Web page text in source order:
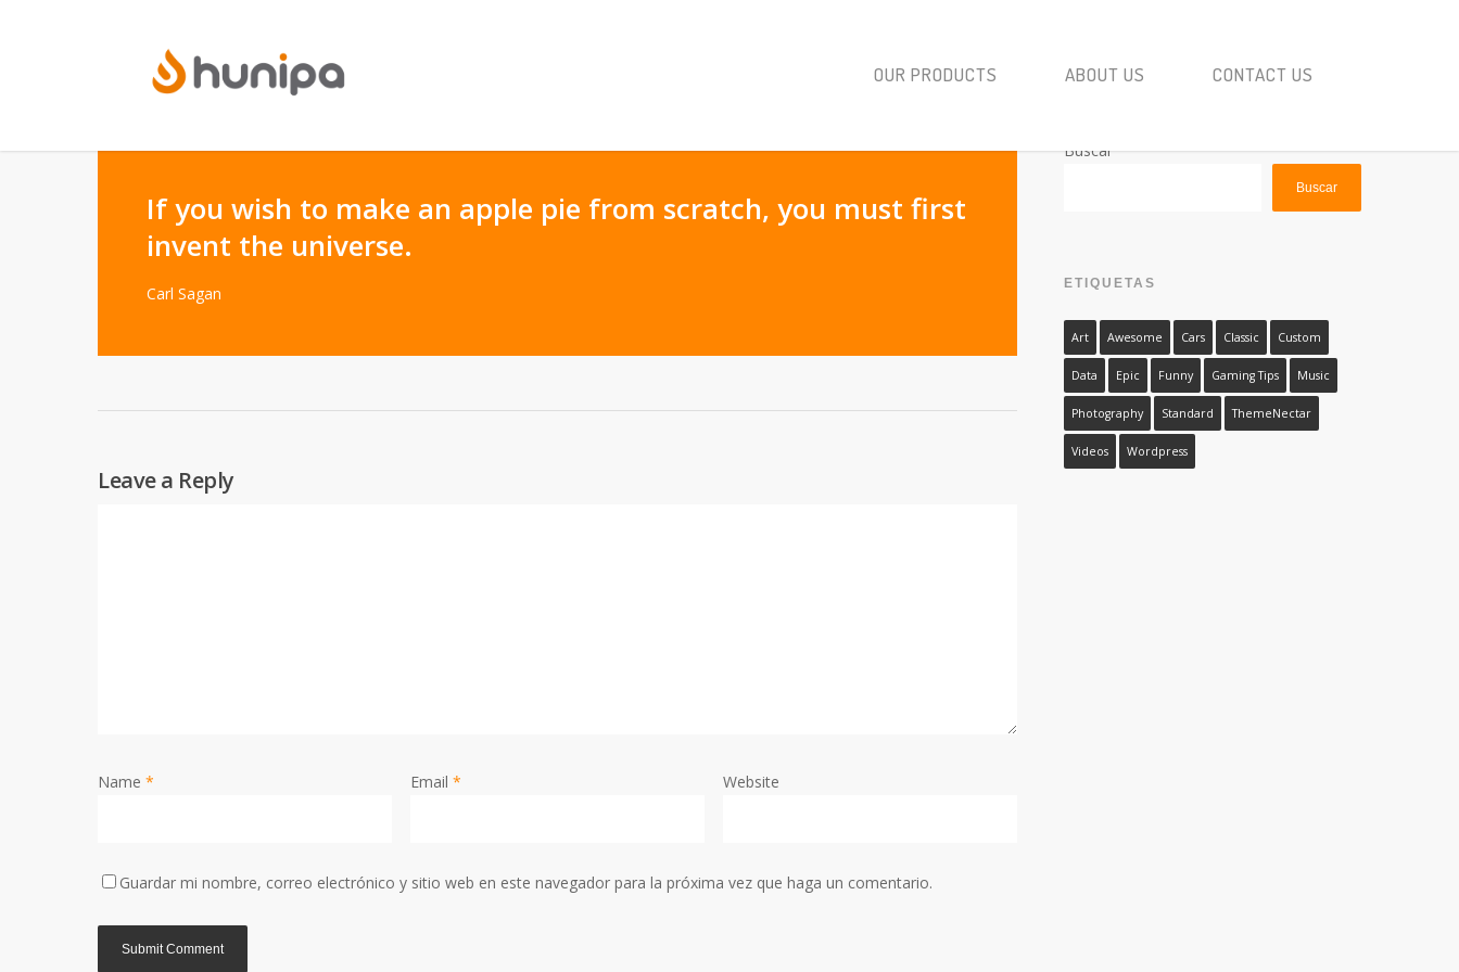
OUR PRODUCTS ABOUT US CONTACT US
If you wish to make an apple pie from scratch, you must first
invent the universe.
Carl Sagan
Leave a Reply
Name * Email* Website
Guardar mi nombre, correo electrónico y sitio web en este navegador para la próxima vez que haga un comentario.
Buscar
Buscar
ETIQUETAS
Art Awesome Cars Classic Custom
Data Epic Funny Gaming Tips Music
Photography Standard ThemeNectar
Videos Wordpress